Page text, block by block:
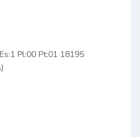
Pl:00 Pt:01 18195